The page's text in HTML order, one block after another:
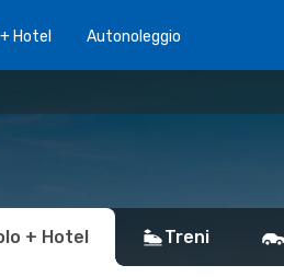
Hotel Autonoleggio
+ Hotel Treni